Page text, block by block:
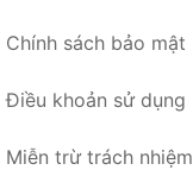
Chính sách bảo mật
Điều khoản sử dụng
Miễn trừ trách nhiệm